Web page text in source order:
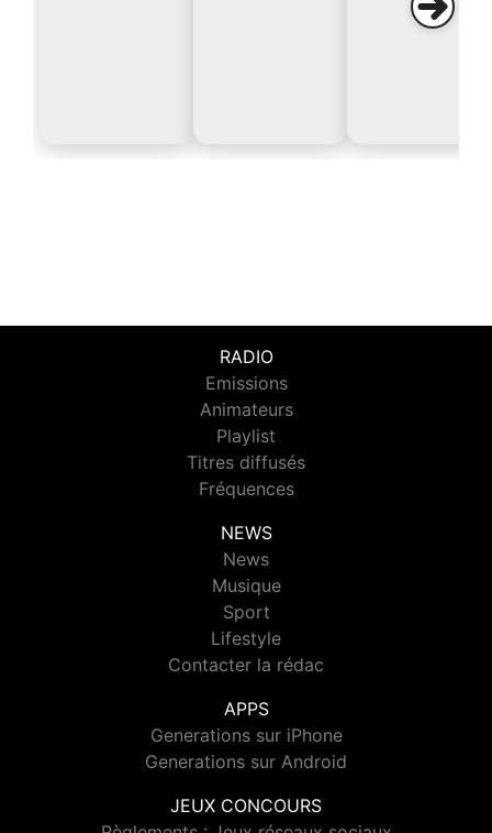
RADIO
Emissions
Animateurs
Playlist
Titres diffusés
Fréquences
NEWS
News
Musique
Sport
Lifestyle
Contacter la rédac
APPS
Generations sur iPhone
Generations sur Android
JEUX CONCOURS